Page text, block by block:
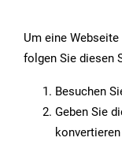
Um eine
folgen Sie diesen
Besuchen
Geben Sie